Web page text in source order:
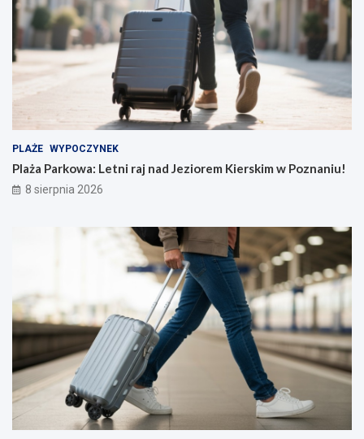
PLAŻE WYPOCZYNEK
Plaża Parkowa: Letni raj nad Jeziorem Kierskim w Poznaniu!
8 sierpnia 2026